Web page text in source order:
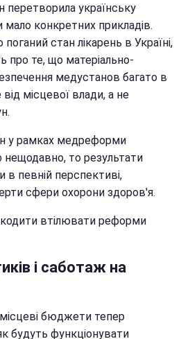
перетворила українську
конкретних прикладів.
стан лікарень в Україні,
про те, що матеріально-
медустанов багато в
місцевої влади, а не
у рамках медреформи
нещодавно, то результати
в певній перспективі,
сфери охорони здоров'я.
втілювати реформи
і саботаж на
бюджети тепер
будуть функціонувати